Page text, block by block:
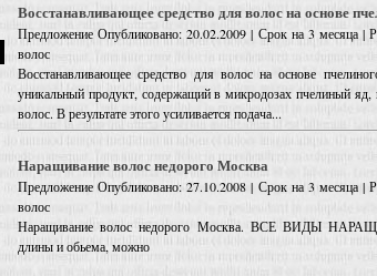
Восстанавливающее средство для волос на основе
Предложение Опубликовано: 20.02.2009 | Срок на 3 месяца |
волос
Восстанавливающее средство для волос на основе
уникальный продукт, содержащий в микродозах пчелиный яд,
волос. В результате этого усиливается подача...
Наращивание волос недорого Москва
Предложение Опубликовано: 27.10.2008 | Срок на 3 месяца |
волос
Наращивание волос недорого Москва. ВСЕ ВИДЫ
длины и обьема, можно